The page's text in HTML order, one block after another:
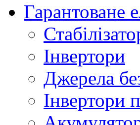
Гарантоване
Інвертори
Джерела
Інвертори